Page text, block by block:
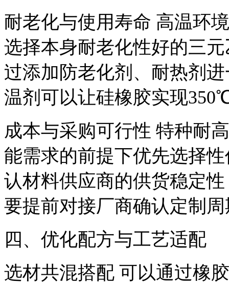
耐老化与使用寿命 高温环
选择本身耐老化性好的三
过添加防老化剂、耐热剂
温剂可以让硅橡胶实现
成本与采购可行性 特种耐
能需求的前提下优先选择
认材料供应商的供货稳定
要提前对接厂商确认定制
四、优化配方与工艺适配
选材共混搭配 可以通过橡